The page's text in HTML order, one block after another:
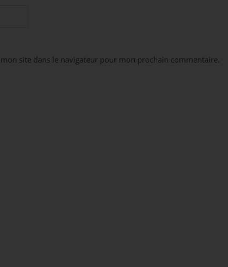
site dans le navigateur pour mon prochain commentaire.